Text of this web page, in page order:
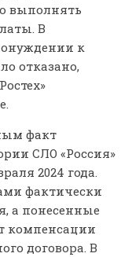
выполнять
В
к
отказано,
факт
СЛО «Россия»
2024 года.
фактически
а понесенные
компенсации
договора. В